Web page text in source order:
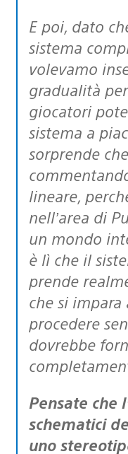
E poi, dato che FFXIII adotta un
sistema
volevamo
gradualità
giocatori
sistema a
sorprende
lineare,
nell’area di
un mondo
è lì che il
prende
che si
procedere
dovrebbe
Pensate che l’idea dei GDR
schematici
uno